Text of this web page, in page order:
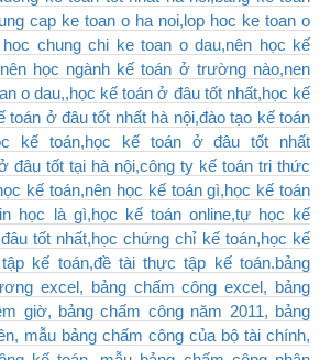
cap ke toan o ha noi,lop hoc ke toan o
chung chi ke toan o dau,nên học kế
học ngành kế toán ở trường nào,nen
o dau,,học kế toán ở đâu tốt nhất,học kế
toán ở đâu tốt nhất hà nội,đào tạo kế toán
kế toán,học kế toán ở đâu tốt nhất
đâu tốt tại hà nội,công ty kế toán tri thức
kế toán,nên học kế toán gì,học kế toán
học là gì,học kế toán online,tự học kế
tốt nhất,học chứng chỉ kế toán,học kế
kế toán,đề tài thực tập kế toán.bảng
excel, bảng chấm công excel, bảng
giờ, bảng chấm công năm 2011, bảng
mẫu bảng chấm công của bộ tài chính,